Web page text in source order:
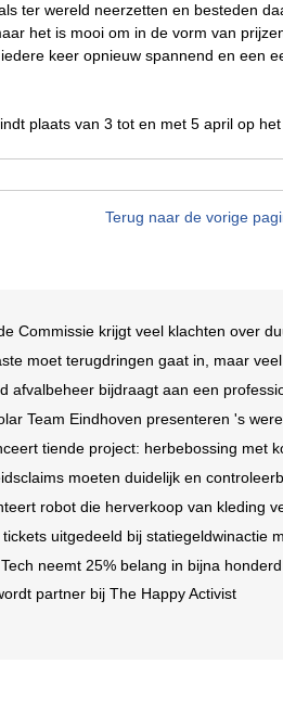
ter wereld neerzetten en besteden
het is mooi om in de vorm van
keer opnieuw spannend en een
plaats van 3 tot en met 5 april op
Terug naar de vorige
Commissie krijgt veel klachten over
moet terugdringen gaat in, maar veel
afvalbeheer bijdraagt aan een
Team Eindhoven presenteren 's
tiende project: herbebossing met
moeten duidelijk en
robot die herverkoop van kleding
uitgedeeld bij statiegeldwinactie
neemt 25% belang in bijna
partner bij The Happy Activist